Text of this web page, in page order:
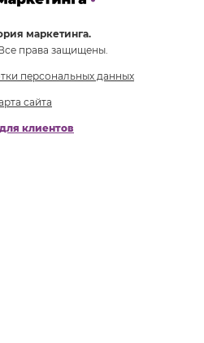
маркетинга.
права защищены.
персональных данных
сайта
клиентов